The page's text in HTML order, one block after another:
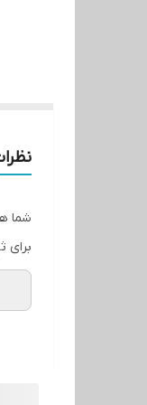
شما
برای